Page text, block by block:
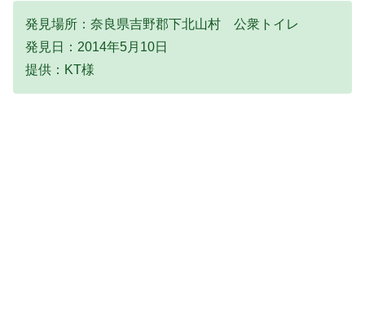
発見場所：奈良県吉野郡下北山村 公衆トイレ
発見日：2014年5月10日
提供：KT様